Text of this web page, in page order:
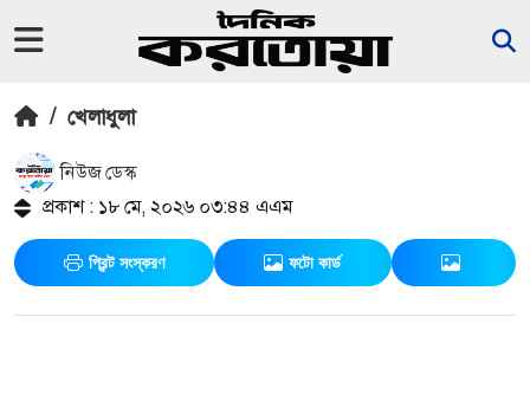
/ খেলাধুলা
নিউজ ডেস্ক
প্রকাশ : ১৮ মে, ২০২৬ ০৩:৪৪ এএম
প্রিন্ট সংস্করণ ফটো কার্ড